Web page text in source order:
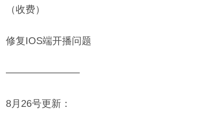
（收费）
修复IOS端开播问题
———————–
8月26号更新：